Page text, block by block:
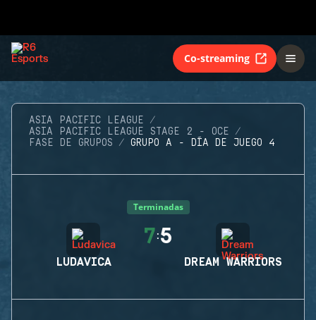
Co-streaming
ASIA PACIFIC LEAGUE
ASIA PACIFIC LEAGUE STAGE 2 - OCE
FASE DE GRUPOS
GRUPO A - DÍA DE JUEGO 4
Terminadas
LUDAVICA
7:5
DREAM WARRIORS